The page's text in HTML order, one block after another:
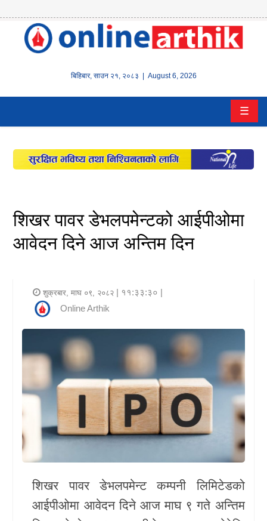
बिहिबार, साउन २१, २०८३ | August 6, 2026
होम
वित्त
इन्स्योरेन्स
पूँजीबजार
अटो
राजनीति
भिडियो
अन्य
समाचार
सूचना
र
शिक्षा
☰
शिखर पावर डेभलपमेन्टको आईपीओमा
आवेदन दिने आज अन्तिम दिन
शुक्रबार, माघ ०९, २०८२ | ११:३३:३० |
Online Arthik
शिखर पावर डेभलपमेन्ट कम्पनी लिमिटेडको
आईपीओमा आवेदन दिने आज माघ ९ गते अन्तिम